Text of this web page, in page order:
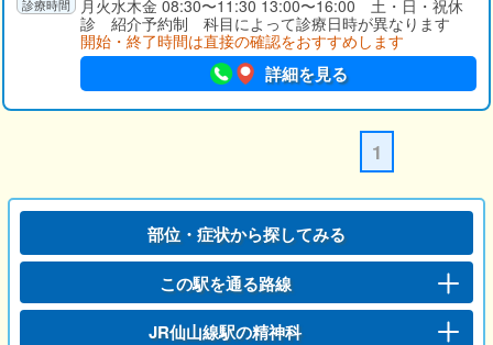
月火水木金 08:30〜11:30 13:00〜16:00 土・日・祝休
診 紹介予約制 科目によって診療日時が異なります
開始・終了時間は直接の確認をおすすめします
詳細を見る
1
部位・症状から探してみる
この駅を通る路線
JR仙山線駅の精神科